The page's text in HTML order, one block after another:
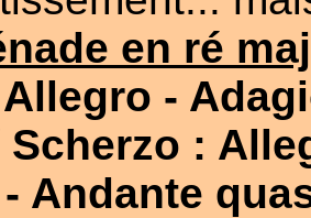
en ré
-
Scherzo :
- Andante